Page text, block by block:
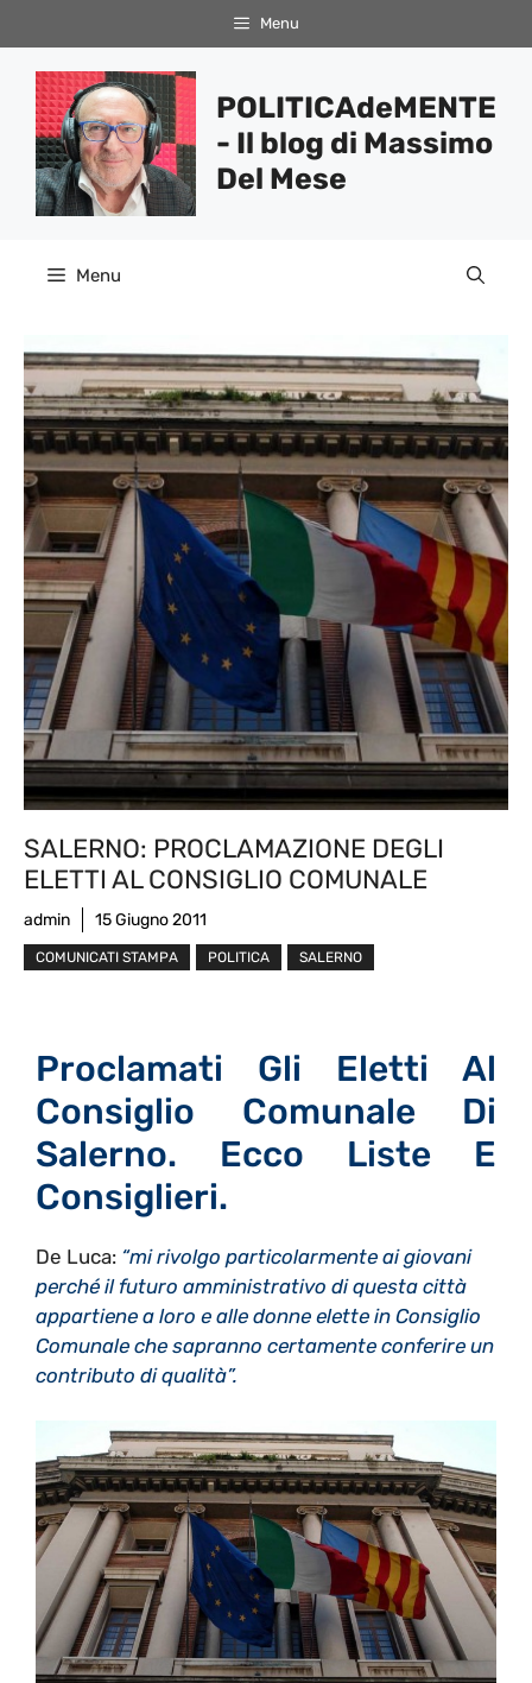
al
contenuto
Menu
POLITICAdeMENTE
- Il blog di Massimo
Del Mese
Menu
SALERNO: PROCLAMAZIONE DEGLI
ELETTI AL CONSIGLIO COMUNALE
admin 15 Giugno 2011
COMUNICATI STAMPA POLITICA SALERNO
Proclamati Gli Eletti Al
Consiglio Comunale Di
Salerno. Ecco Liste E
Consiglieri.
De Luca: “mi rivolgo particolarmente ai giovani
perché il futuro amministrativo di questa città
appartiene a loro e alle donne elette in Consiglio
Comunale che sapranno certamente conferire un
contributo di qualità”.